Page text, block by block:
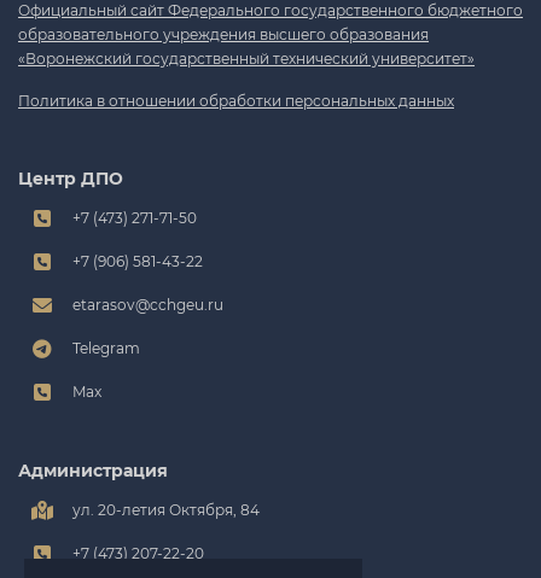
Официальный сайт Федерального государственного бюджетного
образовательного учреждения высшего образования
«Воронежский государственный технический университет»
Политика в отношении обработки персональных данных
Центр ДПО
+7 (473) 271-71-50
+7 (906) 581-43-22
etarasov@cchgeu.ru
Telegram
Max
Администрация
ул. 20-летия Октября, 84
+7 (473) 207-22-20